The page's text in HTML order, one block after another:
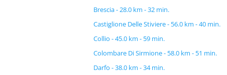
Brescia - 28.0 km - 32 min.
Castiglione Delle Stiviere - 56.0 km - 40 min.
Collio - 45.0 km - 59 min.
Colombare Di Sirmione - 58.0 km - 51 min.
Darfo - 38.0 km - 34 min.